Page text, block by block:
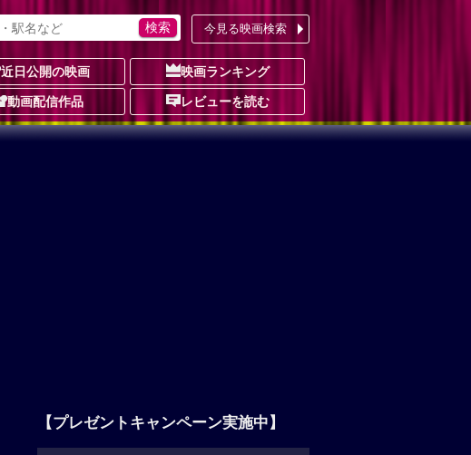
今見る映画検索
近日公開の映画 映画ランキング
動画配信作品 レビューを読む
【プレゼントキャンペーン実施中】